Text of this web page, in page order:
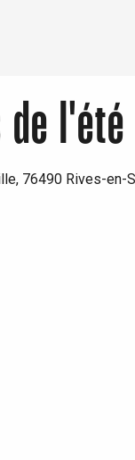
de
76490 Rives-en-